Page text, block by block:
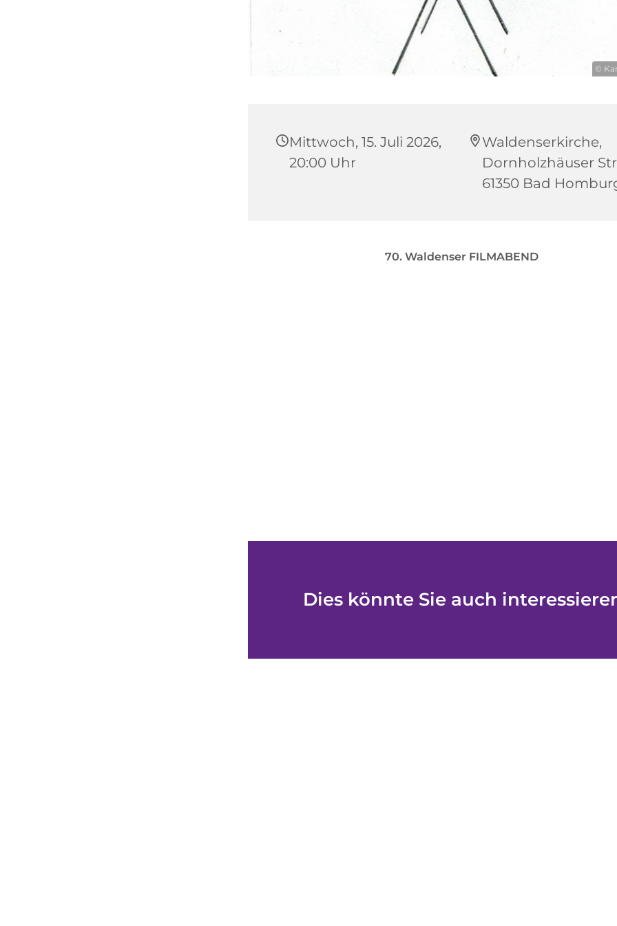
©
Mittwoch, 15. Juli 2026,
20:00 Uhr
Waldenserkirche,
Dornholzhäuser
61350 Bad
70. Waldenser FILMABEND
Dies könnte Sie auch